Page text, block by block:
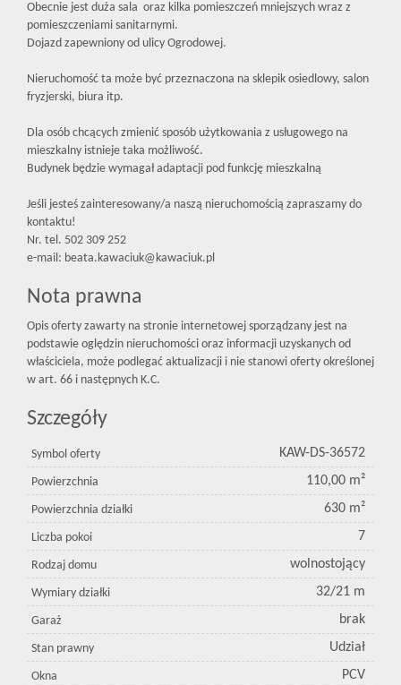
Obecnie jest duża sala oraz kilka pomieszczeń mniejszych wraz z
pomieszczeniami sanitarnymi.
Dojazd zapewniony od ulicy Ogrodowej.
Nieruchomość ta może być przeznaczona na sklepik osiedlowy, salon
fryzjerski, biura itp.
Dla osób chcących zmienić sposób użytkowania z usługowego na
mieszkalny istnieje taka możliwość.
Budynek będzie wymagał adaptacji pod funkcję mieszkalną
Jeśli jesteś zainteresowany/a naszą nieruchomością zapraszamy do
kontaktu!
Nr. tel. 502 309 252
e-mail: beata.kawaciuk@kawaciuk.pl
Nota prawna
Opis oferty zawarty na stronie internetowej sporządzany jest na
podstawie oględzin nieruchomości oraz informacji uzyskanych od
właściciela, może podlegać aktualizacji i nie stanowi oferty określonej
w art. 66 i następnych K.C.
Szczegóły
Symbol oferty KAW-DS-36572
Powierzchnia 110,00 m²
Powierzchnia działki 630 m²
Liczba pokoi 7
Rodzaj domu wolnostojący
Wymiary działki 32/21 m
Garaż brak
Stan prawny Udział
Okna PCV